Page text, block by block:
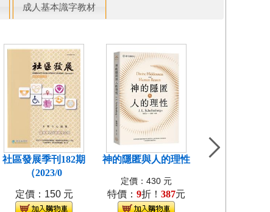
成人基本識字教材
社區發展季刊182期
（2023/0
定價：150 元
神的隱匿與人的理性
定價：430 元
特價： 9折！ 387元
島嶼食紀[3本不